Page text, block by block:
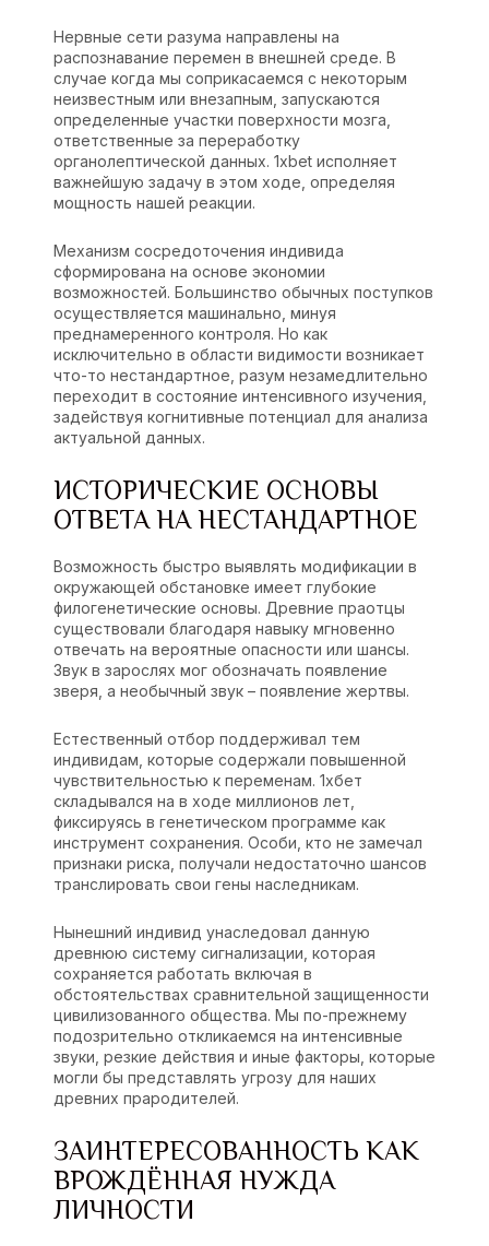
Нервные сети разума направлены на
распознавание перемен в внешней среде. В
случае когда мы соприкасаемся с некоторым
неизвестным или внезапным, запускаются
определенные участки поверхности мозга,
ответственные за переработку
органолептической данных. 1xbet исполняет
важнейшую задачу в этом ходе, определяя
мощность нашей реакции.
Механизм сосредоточения индивида
сформирована на основе экономии
возможностей. Большинство обычных поступков
осуществляется машинально, минуя
преднамеренного контроля. Но как
исключительно в области видимости возникает
что-то нестандартное, разум незамедлительно
переходит в состояние интенсивного изучения,
задействуя когнитивные потенциал для анализа
актуальной данных.
ИСТОРИЧЕСКИЕ ОСНОВЫ
ОТВЕТА НА НЕСТАНДАРТНОЕ
Возможность быстро выявлять модификации в
окружающей обстановке имеет глубокие
филогенетические основы. Древние праотцы
существовали благодаря навыку мгновенно
отвечать на вероятные опасности или шансы.
Звук в зарослях мог обозначать появление
зверя, а необычный звук – появление жертвы.
Естественный отбор поддерживал тем
индивидам, которые содержали повышенной
чувствительностью к переменам. 1хбет
складывался на в ходе миллионов лет,
фиксируясь в генетическом программе как
инструмент сохранения. Особи, кто не замечал
признаки риска, получали недостаточно шансов
транслировать свои гены наследникам.
Нынешний индивид унаследовал данную
древнюю систему сигнализации, которая
сохраняется работать включая в
обстоятельствах сравнительной защищенности
цивилизованного общества. Мы по-прежнему
подозрительно откликаемся на интенсивные
звуки, резкие действия и иные факторы, которые
могли бы представлять угрозу для наших
древних прародителей.
ЗАИНТЕРЕСОВАННОСТЬ КАК
ВРОЖДЁННАЯ НУЖДА
ЛИЧНОСТИ